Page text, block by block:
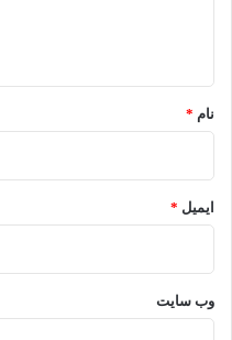
نام *
ایمیل *
وب‌ سایت